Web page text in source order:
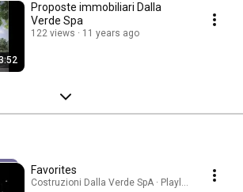
Proposte immobiliari Dalla
Verde Spa
122 views 11 years ago
Favorites
Costruzioni Dalla Verde SpA · Playlist